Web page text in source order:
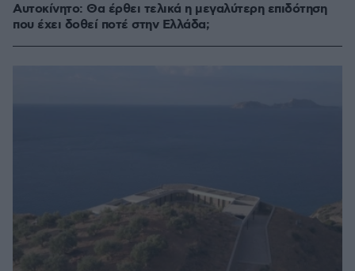
Αυτοκίνητο: Θα έρθει τελικά η μεγαλύτερη επιδότηση
που έχει δοθεί ποτέ στην Ελλάδα;